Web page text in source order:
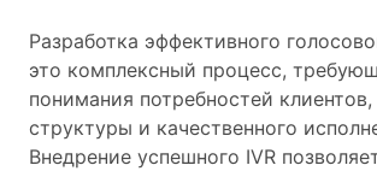
Разработка эффективного
это комплексный процесс,
понимания потребностей
структуры и качественного
Внедрение успешного IVR